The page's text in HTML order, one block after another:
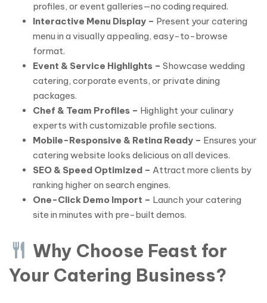
profiles, or event galleries—no coding required.
Interactive Menu Display – Present your catering
menu in a visually appealing, easy-to-browse
format.
Event & Service Highlights – Showcase wedding
catering, corporate events, or private dining
packages.
Chef & Team Profiles – Highlight your culinary
experts with customizable profile sections.
Mobile-Responsive & Retina Ready – Ensures your
catering website looks delicious on all devices.
SEO & Speed Optimized – Attract more clients by
ranking higher on search engines.
One-Click Demo Import – Launch your catering
site in minutes with pre-built demos.
Why Choose Feast for
Your Catering Business?